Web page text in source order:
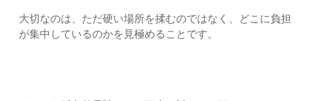
大切なのは、ただ硬い場所を揉むのではなく、どこに負担
が集中しているのかを見極めることです。